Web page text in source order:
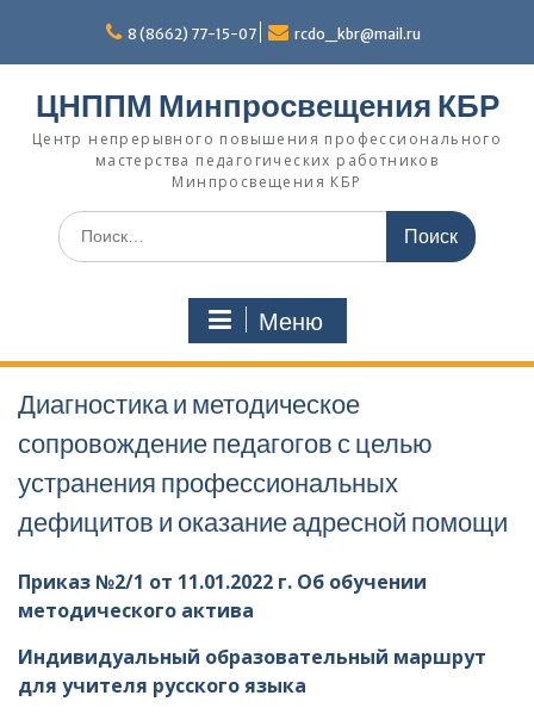
содержимому
8 (8662) 77-15-07 rcdo_kbr@mail.ru
ЦНППМ Минпросвещения КБР
Центр непрерывного повышения профессионального
мастерства педагогических работников
Минпросвещения КБР
Искать:
Меню
Диагностика и методическое
сопровождение педагогов с целью
устранения профессиональных
дефицитов и оказание адресной помощи
Приказ №2/1 от 11.01.2022 г. Об обучении
методического актива
Индивидуальный образовательный маршрут
для учителя русского языка